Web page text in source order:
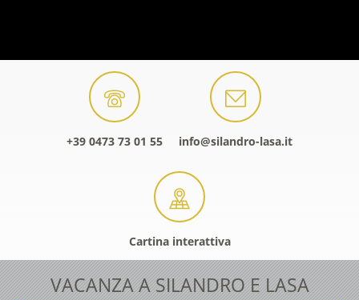
+39 0473 73 01 55 info@silandro-lasa.it
Cartina interattiva
VACANZA A SILANDRO E LASA